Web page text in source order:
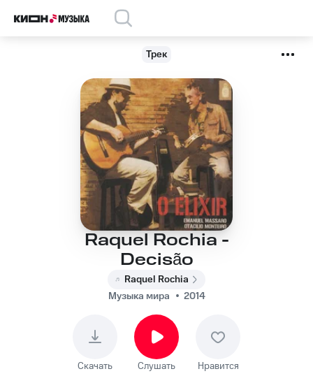
Трек
Raquel Rochia -
Decisão
Raquel Rochia
Музыка мира
2014
Скачать Слушать Нравится